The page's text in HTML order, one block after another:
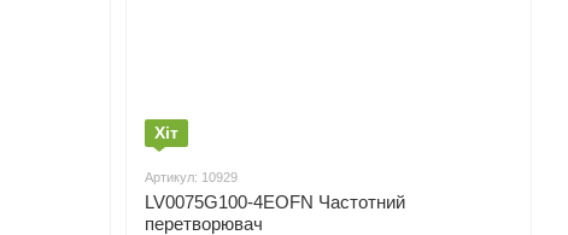
Хіт
Артикул: 10929
LV0075G100-4EOFN Частотний
перетворювач